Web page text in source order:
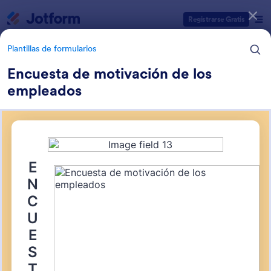
Registrarse Gratis
Plantillas de formularios
Encuesta de motivación de los
empleados
Formularios de negocio
337 Plantillas
Categorías de plantillas de formulario